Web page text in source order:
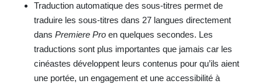
Traduction automatique des sous-titres permet de
traduire les sous-titres dans 27 langues directement
dans Premiere Proen quelques secondes. Les
traductions sont plus importantes que jamais car les
cinéastes développent leurs contenus pour qu’ils aient
une portée, un engagement et une accessibilité à